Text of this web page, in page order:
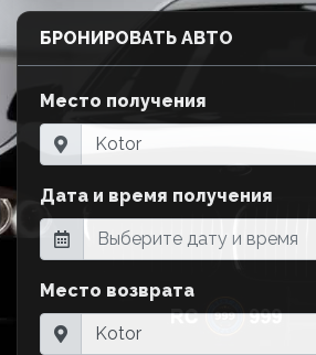
БРОНИРОВАТЬ АВТО
Место получения
Дата и время получения
Место возврата